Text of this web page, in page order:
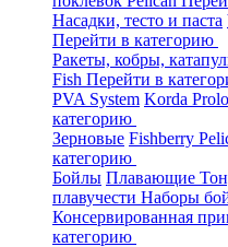
Насадки, тесто и паста
Перейти в категорию
Ракеты, кобры,
Fish Перейти в
PVA System Korda
категорию
Зерновые Fishberry
категорию
Бойлы Плавающие
плавучести Наборы
Консервированная
категорию